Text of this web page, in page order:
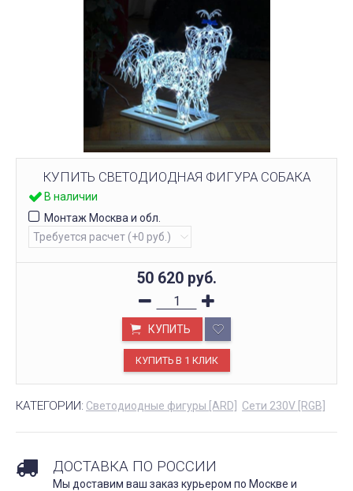
КУПИТЬ СВЕТОДИОДНАЯ ФИГУРА СОБАКА
В наличии
Монтаж Москва и обл.
50 620 руб.
КУПИТЬ
КАТЕГОРИИ: Светодиодные фигуры [ARD] Сети 230V [RGB]
ДОСТАВКА ПО РОССИИ
Мы доставим ваш заказ курьером по Москве и